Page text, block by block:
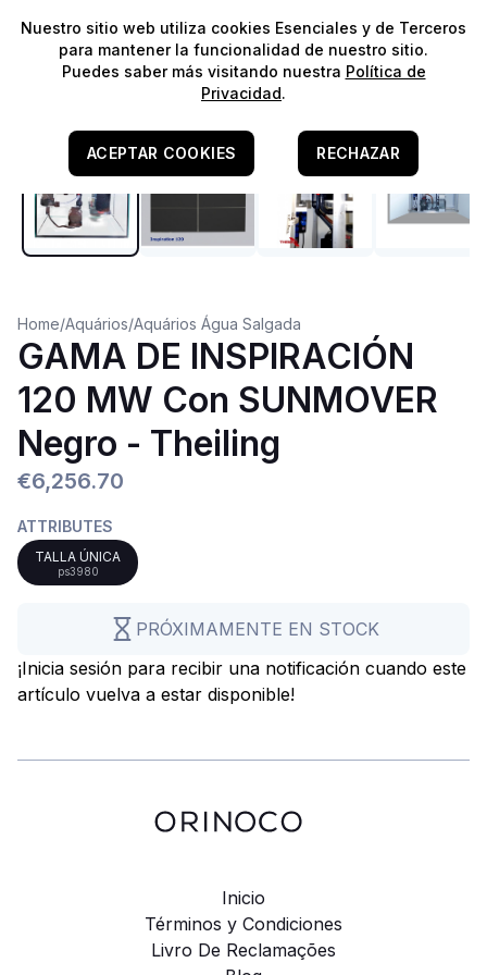
⭐️¡Envíos gratis para pedidos superiores a 60€!*⭐️
Home/Aquários/Aquários Água Salgada
GAMA DE INSPIRACIÓN
120 MW Con SUNMOVER
Negro - Theiling
€6,256.70
ATTRIBUTES
TALLA ÚNICA
ps3980
PRÓXIMAMENTE EN STOCK
¡Inicia sesión para recibir una notificación cuando este
artículo vuelva a estar disponible!
Inicio
Términos y Condiciones
Livro De Reclamações
Nuestro sitio web utiliza cookies Esenciales y de Terceros
para mantener la funcionalidad de nuestro sitio.
Puedes saber más visitando nuestra Política de
Privacidad.
ACEPTAR COOKIES RECHAZAR